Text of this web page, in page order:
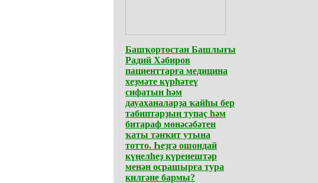
Башҡортостан Башлығы
Радий Хәбиров
пациенттарға медицина
хеҙмәте күрһәтеү
сифатын һәм
дауаханаларҙа ҡайһы бер
табиптарҙың тупаҫ һәм
битараф мөнәсәбәтен
ҡаты тәнҡит утына
тотто. Һеҙгә ошондай
күңелһеҙ күренештәр
менән осрашырға тура
килгәне бармы?